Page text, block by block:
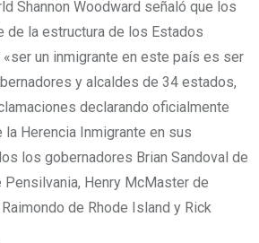
Shannon Woodward señaló que los
de la estructura de los Estados
un inmigrante en este país es ser
y alcaldes de 34 estados,
declarando oficialmente
Herencia Inmigrante en sus
los gobernadores Brian Sandoval de
Pensilvania, Henry McMaster de
de Rhode Island y Rick